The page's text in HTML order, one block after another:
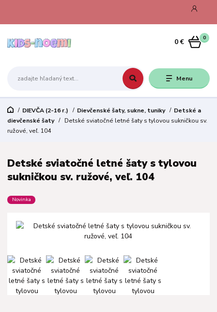
Menu
0
0 €
DIEVČA (2-16 r.) Dievčenské šaty, sukne, tuniky
Detské a
dievčenské šaty
Detské sviatočné letné šaty s tylovou sukničkou sv.
ružové, veľ. 104
Detské sviatočné letné šaty s tylovou
sukničkou sv. ružové, veľ. 104
Novinka